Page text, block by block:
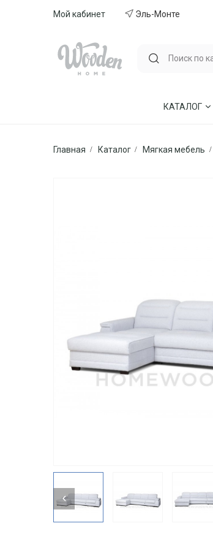
Мой кабинет Эль-Монте
КАТАЛОГ
Главная Каталог Мягкая мебель